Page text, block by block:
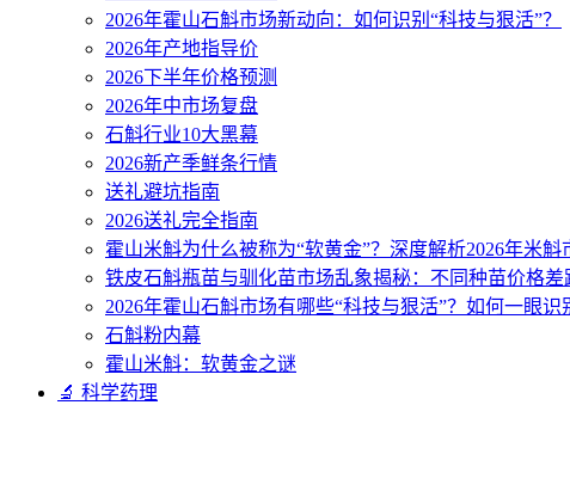
2026年霍山石斛市场新动向：如何识别“科技与狠活”？
2026年产地指导价
2026下半年价格预测
2026年中市场复盘
石斛行业10大黑幕
2026新产季鲜条行情
送礼避坑指南
2026送礼完全指南
霍山米斛为什么被称为“软黄金”？深度解析2026年米
铁皮石斛瓶苗与驯化苗市场乱象揭秘：不同种苗价格差
2026年霍山石斛市场有哪些“科技与狠活”？如何一眼识
石斛粉内幕
霍山米斛：软黄金之谜
🔬 科学药理